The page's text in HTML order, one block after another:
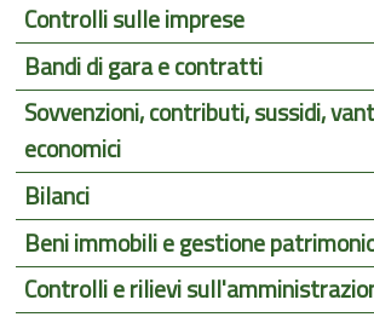
Controlli sulle imprese
Bandi di gara e contratti
Sovvenzioni, contributi, sussidi,
economici
Bilanci
Beni immobili e gestione
Controlli e rilievi